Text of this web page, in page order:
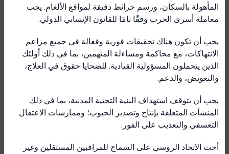
المأهولة بالسكان، ورسم خرائط دقيقة لمواقع الألغام. يجب
معاملة أسرى الحرب وفقًا تامًا للقانون الإنساني الدولي.
يجب أن تكون هناك تحقيقات فورية وفعالة في جميع مزاعم
الانتهاكات، مع محاكمة ومساءلة المتهمين، بما في ذلك أولئك
الذين يتحملون المسؤولية القيادية. للضحايا حقوق في العلاج،
والتعويض، والدعم.
يجب أن يتوقف استهداف البنية التحتية المدنية، بما في ذلك
المنشآت المتعلقة بإنتاج وتصدير الحبوب؛ وممارسات الاعتقال
التعسفي والتعذيب على الفور.
أحث الاتحاد الروسي على السماح للمراقبين المستقلين وغير